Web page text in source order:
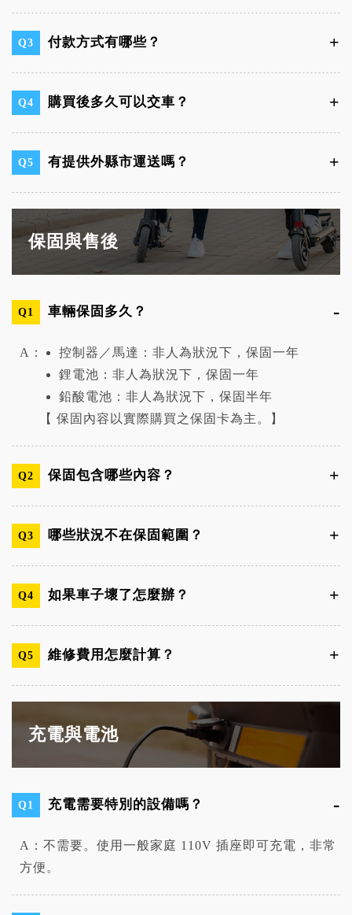
Q3 付款方式有哪些？
Q4 購買後多久可以交車？
Q5 有提供外縣市運送嗎？
保固與售後
Q1 車輛保固多久？
A：
控制器／馬達：非人為狀況下，保固一年
鋰電池：非人為狀況下，保固一年
鉛酸電池：非人為狀況下，保固半年
【 保固內容以實際購買之保固卡為主。】
Q2 保固包含哪些內容？
Q3 哪些狀況不在保固範圍？
Q4 如果車子壞了怎麼辦？
Q5 維修費用怎麼計算？
充電與電池
Q1 充電需要特別的設備嗎？
A：不需要。使用一般家庭 110V 插座即可充電，非常
方便。